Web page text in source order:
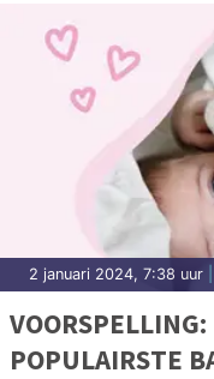
2 januari 2024, 7:38 uur
POPULAIRSTE